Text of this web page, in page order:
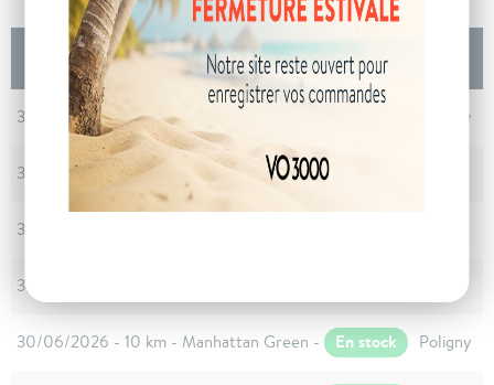
Les autres Citroën C4 Hybride 145 e-DCS6
30/06/2026 - 10 km - Manhattan Green - Poligny
30/06/2026 - 10 km - Blanc Okénite - En stock
30/06/2026 - 10 km - Blanc Okénite -
30/06/2026 - 10 km - Blanc Okénite -
30/06/2026 - 10 km - Manhattan Green - En stock Poligny